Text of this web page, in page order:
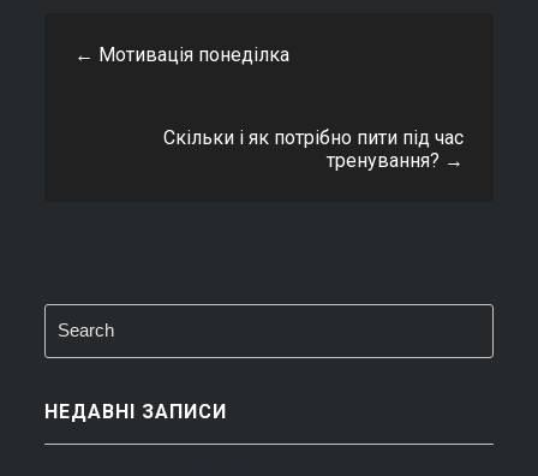
← Мотивація понеділка
Скільки і як потрібно пити під час
тренування? →
НЕДАВНІ ЗАПИСИ